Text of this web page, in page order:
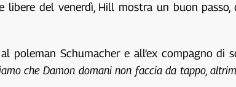
del venerdì, Hill mostra un buon passo,
Schumacher e all’ex compagno di
che Damon domani non faccia da tappo,